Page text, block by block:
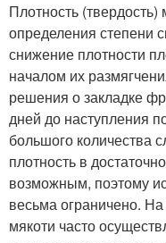
Плотность (твердость)
определения степени
снижение плотности
началом их
решения о закладке
дней до наступления
большого количества
плотность в
возможным, поэтому
весьма ограничено. На
мякоти часто